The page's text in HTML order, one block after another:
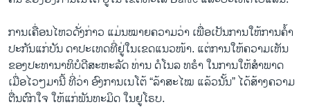
ການເຄື່ອນໄຫວດັ່ງກ່າວ ແມ່ນໝາຍຄວາມວ່າ ເພື່ອເປັນການໃຫ້ການຄ້ຳ
ປະກັນແກ່ບັນ ດາປະເທດທີ່ຢູ່ໃນເຂດແນວໜ້າ. ແຕ່ການໃຫ້ຄວາມເຫັນ
ຂອງປະທານາທິບໍດີສະຫະລັດ ທ່ານ ດໍໂນລ ທຣຳ ໃນການໃຫ້ສຳພາດ
ເມື່ອໄວໆມານີ້ ທີ່ວ່າ ອົງການເນໂຕ້ “ລ້າສະໄໝ ແລ້ວນັ້ນ” ໄດ້ສ້າງຄວາມ
ຕື່ນຕົກໃຈ ໃຫ້ແກ່ພັນທະມິດ ໃນຢູໂຣບ.